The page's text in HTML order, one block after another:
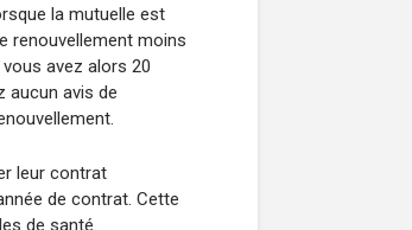
la mutuelle est
renouvellement moins
avez alors 20
aucun avis de
leur contrat
de contrat. Cette
de santé.